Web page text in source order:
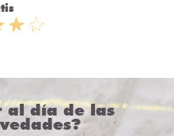
al día de las